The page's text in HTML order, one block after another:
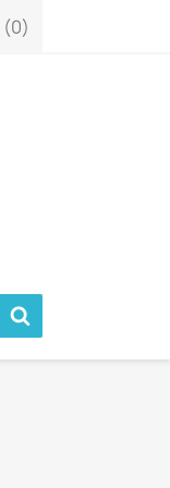
(0)